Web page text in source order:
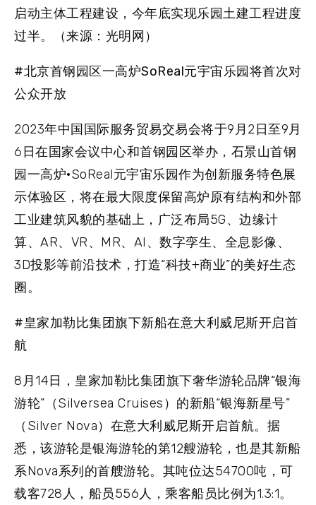
启动主体工程建设，今年底实现乐园土建工程进度
过半。（来源：光明网）
#北京首钢园区一高炉SoReal元宇宙乐园将首次对
公众开放
2023年中国国际服务贸易交易会将于9月2日至9月
6日在国家会议中心和首钢园区举办，石景山首钢
园一高炉·SoReal元宇宙乐园作为创新服务特色展
示体验区，将在最大限度保留高炉原有结构和外部
工业建筑风貌的基础上，广泛布局5G、边缘计
算、AR、VR、MR、AI、数字孪生、全息影像、
3D投影等前沿技术，打造“科技+商业”的美好生态
圈。
#皇家加勒比集团旗下新船在意大利威尼斯开启首
航
8月14日，皇家加勒比集团旗下奢华游轮品牌“银海
游轮”（Silversea Cruises）的新船“银海新星号”
（Silver Nova）在意大利威尼斯开启首航。据
悉，该游轮是银海游轮的第12艘游轮，也是其新船
系Nova系列的首艘游轮。其吨位达54700吨，可
载客728人，船员556人，乘客船员比例为1.3:1。